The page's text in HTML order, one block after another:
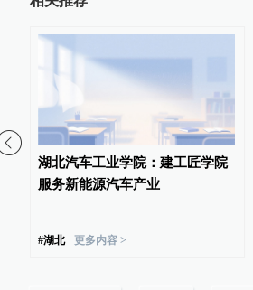
湖北汽车工业学院：建工匠学院
服务新能源汽车产业
#湖北 更多内容 >